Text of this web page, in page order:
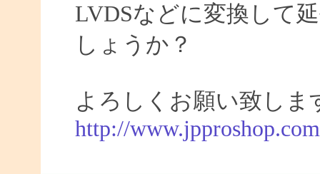
LVDSなどに変換して
しょうか？
よろしくお願い致しま
http://